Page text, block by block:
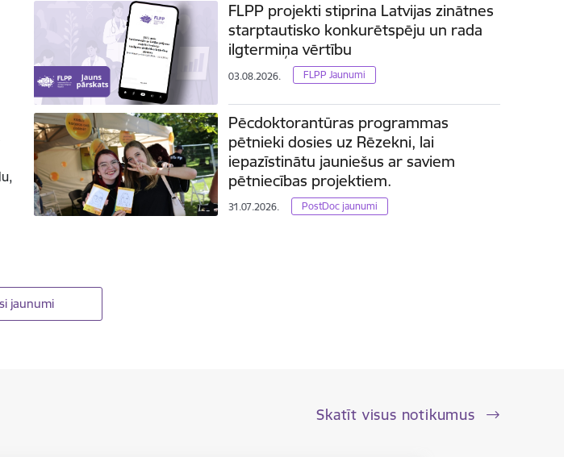
FLPP projekti stiprina Latvijas zinātnes
starptautisko konkurētspēju un rada
ilgtermiņa vērtību
03.08.2026. FLPP Jaunumi
Pēcdoktorantūras programmas
pētnieki dosies uz Rēzekni, lai
iepazīstinātu jauniešus ar saviem
pētniecības projektiem.
31.07.2026. PostDoc jaunumi
jaunumi
Skatīt visus notikumus